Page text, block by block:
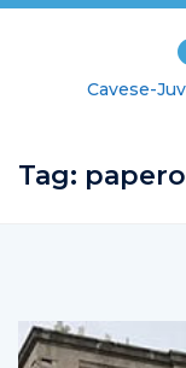
Cavese-
Tag: